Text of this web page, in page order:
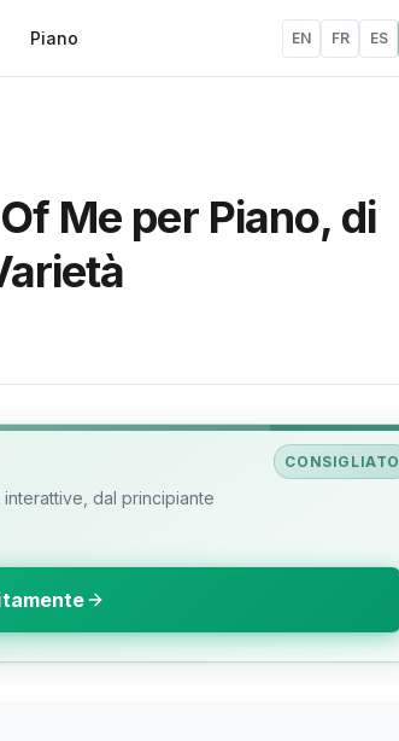
Piano EN FR ES
Me per Piano, di
CONSIGLIATO
dal principiante